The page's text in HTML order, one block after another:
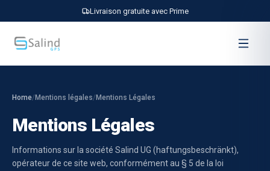
Livraison gratuite avec Prime
Home/ Mentions légales/ Mentions Légales
Mentions Légales
Informations sur la société Salind UG (haftungsbeschränkt),
opérateur de ce site web, conformément au § 5 de la loi